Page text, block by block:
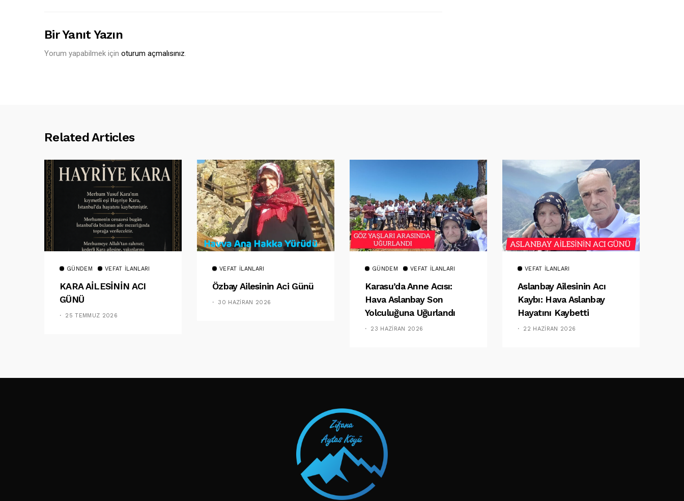
Bir Yanıt Yazın
Yorum yapabilmek için oturum açmalısınız.
Related Articles
GÜNDEM VEFAT İLANLARI
KARA AİLESİNİN ACI
GÜNÜ
25 TEMMUZ 2026
VEFAT İLANLARI
Özbay Ailesinin Aci Günü
30 HAZIRAN 2026
GÜNDEM VEFAT İLANLARI
Karasu’da Anne Acısı:
Hava Aslanbay Son
Yolculuğuna Uğurlandı
23 HAZIRAN 2026
VEFAT İLANLARI
Aslanbay Ailesinin Acı
Kaybı: Hava Aslanbay
Hayatını Kaybetti
22 HAZIRAN 2026
TAKIP ET